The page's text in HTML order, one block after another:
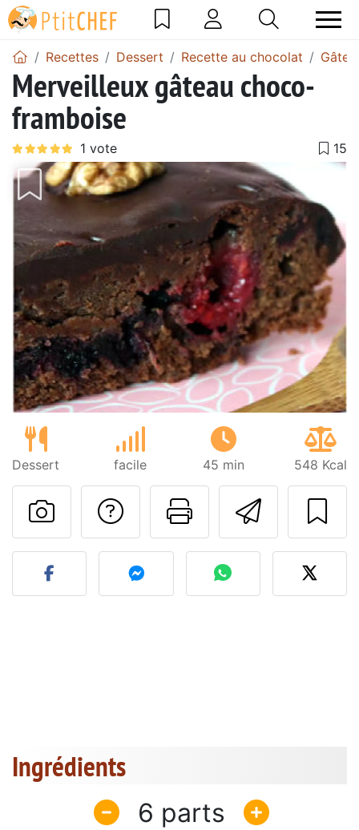
Recettes Dessert Recette au chocolat
Merveilleux gâteau choco-
framboise
Dessert facile 45 min 548 Kcal
Imprimer
Poser une
Publier votre photo de
Ingrédients
6